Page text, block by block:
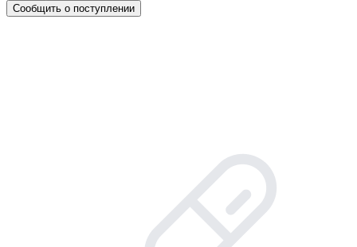
Сообщить о поступлении